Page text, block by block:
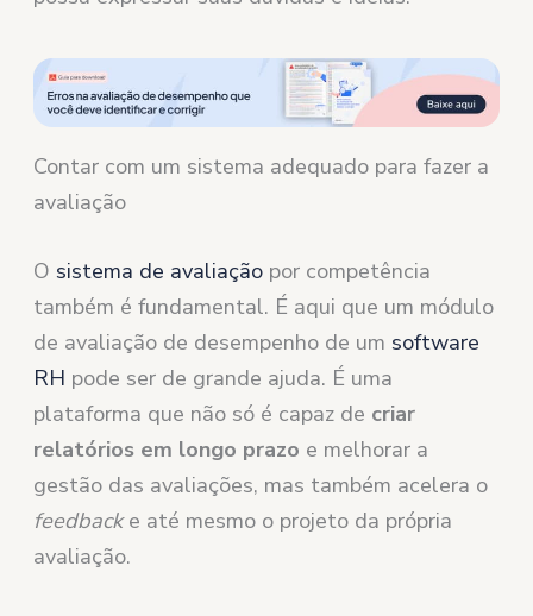
Contar com um sistema adequado para fazer a
avaliação
O sistema de avaliação por competência
também é fundamental. É aqui que um módulo
de avaliação de desempenho de um software
RH pode ser de grande ajuda. É uma
plataforma que não só é capaz de criar
relatórios em longo prazo e melhorar a
gestão das avaliações, mas também acelera o
feedbacke até mesmo o projeto da própria
avaliação.